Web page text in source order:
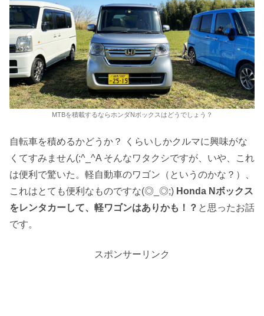
MTBを積載するならホンダNボックスはどうでしょう？
自転車を積めるかどうか？ くらいしかクルマに興味がな
くてすみません(;^_^A そんなワタクシですが、いや、これ
は便利で驚いた。軽自動車のワゴン（というのかな？）、
これはとても便利なものですな(◎_◎;) Honda Nボックス
をレンタカーして、軽ワゴンはありかも！？ と思ったお話
です。
スポンサーリンク